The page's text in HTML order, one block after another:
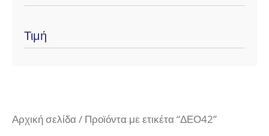
Τιμή
Αρχική σελίδα / Προϊόντα με ετικέτα “ΔΕΟ42”